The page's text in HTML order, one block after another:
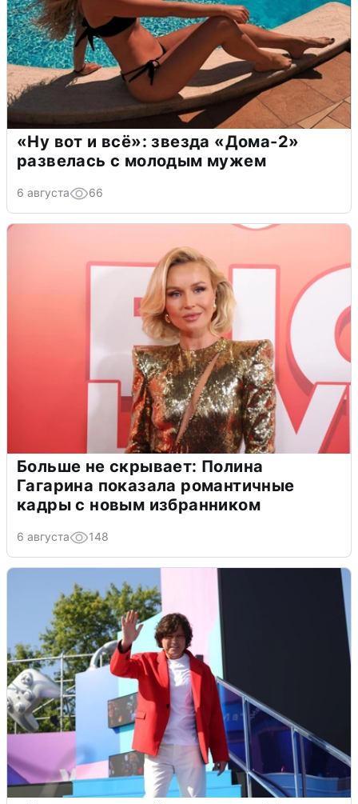
«Ну вот и всё»: звезда «Дома-2»
развелась с молодым мужем
6 августа 66
Больше не скрывает: Полина
Гагарина показала романтичные
кадры с новым избранником
6 августа 148